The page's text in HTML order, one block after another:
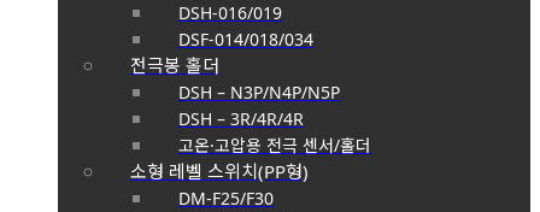
DSH-016/019
DSF-014/018/034
전극봉 홀더
DSH – N3P/N4P/N5P
DSH – 3R/4R/4R
고온·고압용 전극 센서/홀더
소형 레벨 스위치(PP형)
DM-F25/F30